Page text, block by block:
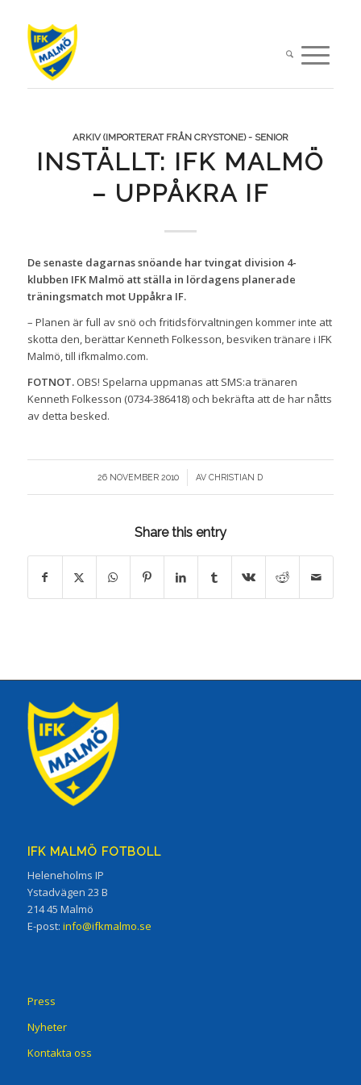
ARKIV (IMPORTERAT FRÅN CRYSTONE) - SENIOR
INSTÄLLT: IFK MALMÖ
– UPPÅKRA IF
De senaste dagarnas snöande har tvingat division 4-
klubben IFK Malmö att ställa in lördagens planerade
träningsmatch mot Uppåkra IF.
– Planen är full av snö och fritidsförvaltningen kommer inte att
skotta den, berättar Kenneth Folkesson, besviken tränare i IFK
Malmö, till ifkmalmo.com.
FOTNOT.OBS! Spelarna uppmanas att SMS:a tränaren
Kenneth Folkesson (0734-386418) och bekräfta att de har nåtts
av detta besked.
26 NOVEMBER 2010
/ AVCHRISTIAN D
Share this entry
IFK MALMÖ FOTBOLL
Heleneholms IP
Ystadvägen 23 B
214 45 Malmö
E-post: info@ifkmalmo.se
Press
Nyheter
Kontakta oss